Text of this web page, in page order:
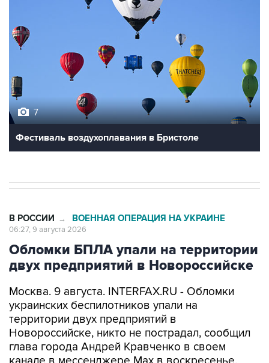
Фестиваль воздухоплавания в Бристоле
Обломки БПЛА упали на территории
двух предприятий в Новороссийске
Москва. 9 августа. INTERFAX.RU - Обломки
территории двух предприятий в
Новороссийске, никто не пострадал, сообщил
глава города Андрей Кравченко в своем
канале в мессенджере Max в воскресенье.